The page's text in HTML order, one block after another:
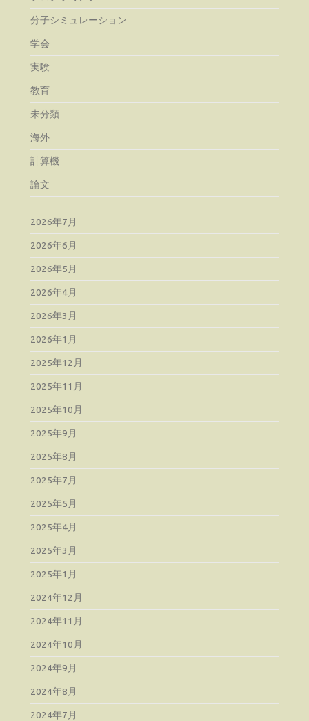
分子シミュレーション
学会
実験
教育
未分類
海外
計算機
論文
2026年7月
2026年6月
2026年5月
2026年4月
2026年3月
2026年1月
2025年12月
2025年11月
2025年10月
2025年9月
2025年8月
2025年7月
2025年5月
2025年4月
2025年3月
2025年1月
2024年12月
2024年11月
2024年10月
2024年9月
2024年8月
2024年7月